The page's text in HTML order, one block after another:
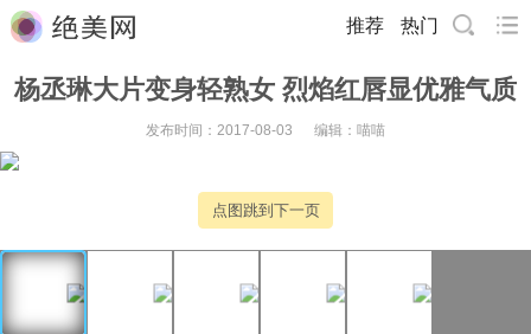
推荐 热门
杨丞琳大片变身轻熟女 烈焰红唇显优雅气质
发布时间：2017-08-03 编辑：喵喵
点图跳到下一页